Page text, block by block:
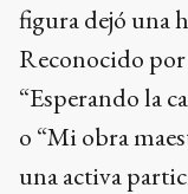
figura dejó una
Reconocido
“Esperando la
o “Mi obra
una activa